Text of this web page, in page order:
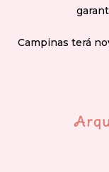
Campinas terá